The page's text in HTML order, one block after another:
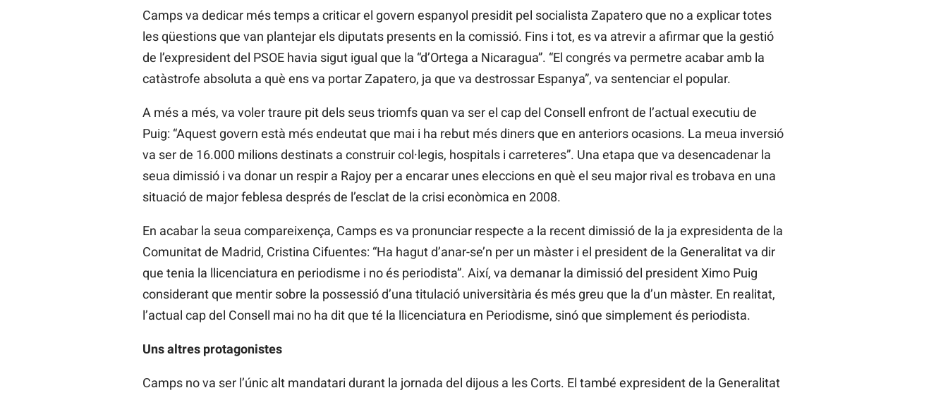
Camps va dedicar més temps a criticar el govern espanyol presidit pel socialista Zapatero que no a explicar totes
les qüestions que van plantejar els diputats presents en la comissió. Fins i tot, es va atrevir a afirmar que la gestió
de l’expresident del PSOE havia sigut igual que la “d’Ortega a Nicaragua”. “El congrés va permetre acabar amb la
catàstrofe absoluta a què ens va portar Zapatero, ja que va destrossar Espanya”, va sentenciar el popular.
A més a més, va voler traure pit dels seus triomfs quan va ser el cap del Consell enfront de l’actual executiu de
Puig: “Aquest govern està més endeutat que mai i ha rebut més diners que en anteriors ocasions. La meua inversió
va ser de 16.000 milions destinats a construir col·legis, hospitals i carreteres”. Una etapa que va desencadenar la
seua dimissió i va donar un respir a Rajoy per a encarar unes eleccions en què el seu major rival es trobava en una
situació de major feblesa després de l’esclat de la crisi econòmica en 2008.
En acabar la seua compareixença, Camps es va pronunciar respecte a la recent dimissió de la ja expresidenta de la
Comunitat de Madrid, Cristina Cifuentes: “Ha hagut d’anar-se’n per un màster i el president de la Generalitat va dir
que tenia la llicenciatura en periodisme i no és periodista”. Així, va demanar la dimissió del president Ximo Puig
considerant que mentir sobre la possessió d’una titulació universitària és més greu que la d’un màster. En realitat,
l’actual cap del Consell mai no ha dit que té la llicenciatura en Periodisme, sinó que simplement és periodista.
Uns altres protagonistes
Camps no va ser l’únic alt mandatari durant la jornada del dijous a les Corts. El també expresident de la Generalitat